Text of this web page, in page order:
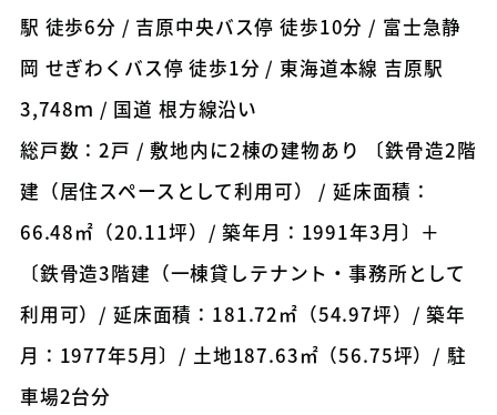
駅 徒歩6分 / 吉原中央バス停 徒歩10分 / 富士急静
岡 せぎわくバス停 徒歩1分 / 東海道本線 吉原駅
3,748ｍ / 国道 根方線沿い
総戸数：2戸 / 敷地内に2棟の建物あり 〔鉄骨造2階
建（居住スペースとして利用可） / 延床面積：
66.48㎡（20.11坪）/ 築年月：1991年3月〕＋
〔鉄骨造3階建（一棟貸しテナント・事務所として
利用可）/ 延床面積：181.72㎡（54.97坪）/ 築年
月：1977年5月〕/ 土地187.63㎡（56.75坪）/ 駐
車場2台分